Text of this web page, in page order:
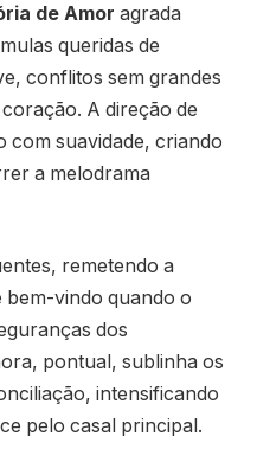
de Amor agrada
queridas de
conflitos sem grandes
A direção de
com suavidade, criando
a melodrama
remetendo a
vindo quando o
dos
pontual, sublinha os
intensificando
pelo casal principal.